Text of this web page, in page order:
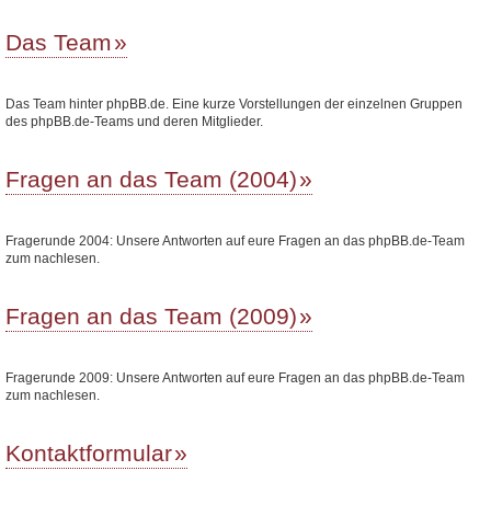
Das Team
Das Team hinter phpBB.de. Eine kurze Vorstellungen der einzelnen Gruppen
des phpBB.de-Teams und deren Mitglieder.
Fragen an das Team (2004)
Fragerunde 2004: Unsere Antworten auf eure Fragen an das phpBB.de-Team
zum nachlesen.
Fragen an das Team (2009)
Fragerunde 2009: Unsere Antworten auf eure Fragen an das phpBB.de-Team
zum nachlesen.
Kontaktformular